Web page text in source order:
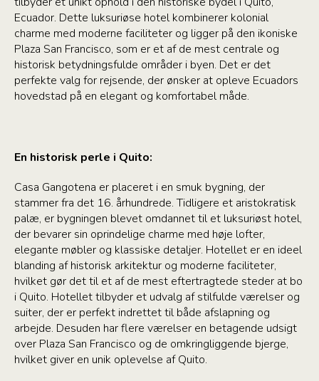
Ecuador. Dette luksuriøse hotel kombinerer kolonial
charme med moderne faciliteter og ligger på den ikoniske
Plaza San Francisco, som er et af de mest centrale og
historisk betydningsfulde områder i byen. Det er det
perfekte valg for rejsende, der ønsker at opleve Ecuadors
hovedstad på en elegant og komfortabel måde.
En historisk perle i Quito:
Casa Gangotena er placeret i en smuk bygning, der
stammer fra det 16. århundrede. Tidligere et aristokratisk
palæ, er bygningen blevet omdannet til et luksuriøst hotel,
der bevarer sin oprindelige charme med høje lofter,
elegante møbler og klassiske detaljer. Hotellet er en ideel
blanding af historisk arkitektur og moderne faciliteter,
hvilket gør det til et af de mest eftertragtede steder at bo
i Quito. Hotellet tilbyder et udvalg af stilfulde værelser og
suiter, der er perfekt indrettet til både afslapning og
arbejde. Desuden har flere værelser en betagende udsigt
over Plaza San Francisco og de omkringliggende bjerge,
hvilket giver en unik oplevelse af Quito.